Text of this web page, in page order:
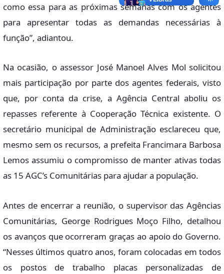
como essa para as próximas semanas com os agentes
para apresentar todas as demandas necessárias à
função”, adiantou.
Na ocasião, o assessor José Manoel Alves Mol solicitou
mais participação por parte dos agentes federais, visto
que, por conta da crise, a Agência Central aboliu os
repasses referente à Cooperação Técnica existente. O
secretário municipal de Administração esclareceu que,
mesmo sem os recursos, a prefeita Francimara Barbosa
Lemos assumiu o compromisso de manter ativas todas
as 15 AGC’s Comunitárias para ajudar a população.
Antes de encerrar a reunião, o supervisor das Agências
Comunitárias, George Rodrigues Moço Filho, detalhou
os avanços que ocorreram graças ao apoio do Governo.
“Nesses últimos quatro anos, foram colocadas em todos
os postos de trabalho placas personalizadas de